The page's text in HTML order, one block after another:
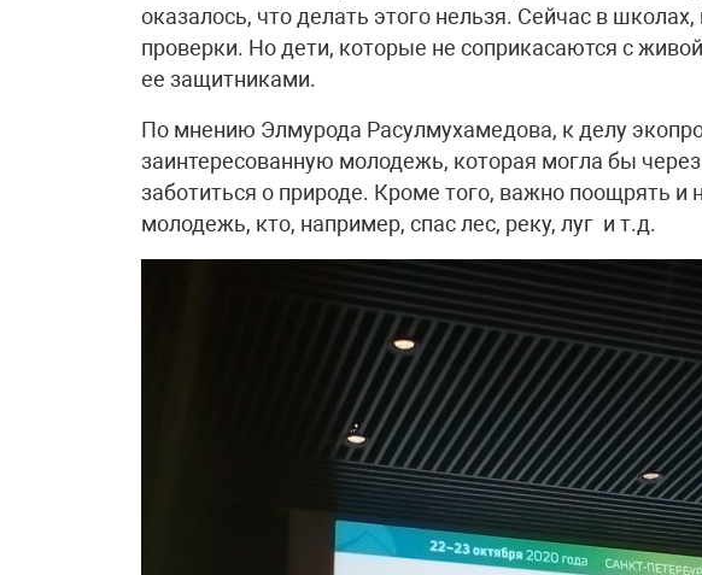
оказалось, что делать этого нельзя. Сейчас в
проверки. Но дети, которые не соприкасаются с
ее защитниками.
По мнению Элмурода Расулмухамедова, к делу
заинтересованную молодежь, которая могла бы
заботиться о природе. Кроме того, важно поощрять и
молодежь, кто, например, спас лес, реку, луг и т.д.